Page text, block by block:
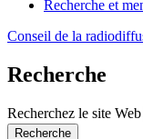
Recherche et
Conseil de la
Recherche
Recherchez le site Web
Recherche